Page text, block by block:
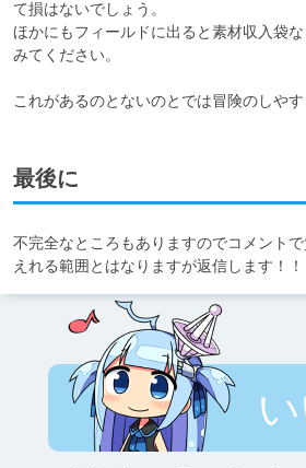
て損はないでしょう。
ほかにもフィールドに出ると素材収入袋
みてください。
これがあるのとないのとでは冒険のしや
最後に
不完全なところもありますのでコメント
えれる範囲とはなりますが返信します！！